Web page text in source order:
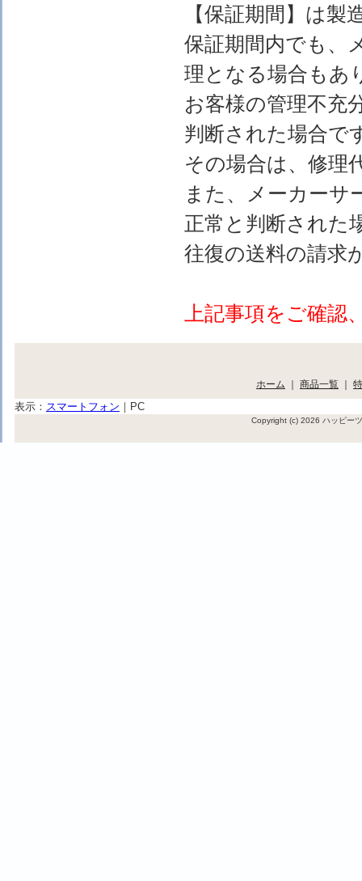
【保証期間】は
保証期間内でも、
理となる場合もあ
お客様の管理不充
判断された場合で
その場合は、修理
また、メーカーサ
正常と判断された
往復の送料の請求
上記事項をご確
ホーム ｜ 商品一覧 ｜
表示： スマートフォン ｜ PC
Copyright (c) 2026 ハッピー